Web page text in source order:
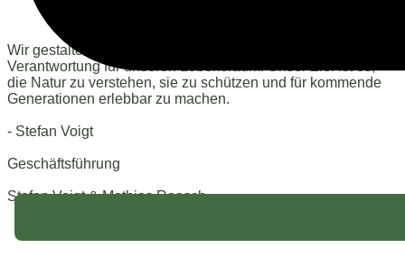
Wir gestalten nicht nur Gärten, wir übernehmen
Verantwortung für unseren Lebensraum. Unser Ziel ist es,
die Natur zu verstehen, sie zu schützen und für kommende
Generationen erlebbar zu machen.
- Stefan Voigt
Geschäftsführung
Stefan Voigt & Mathias Raasch